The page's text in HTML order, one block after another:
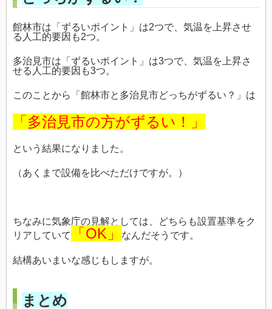
館林市は「ずるいポイント」は2つで、気温を上昇させ
る人工的要因も2つ。
多治見市は「ずるいポイント」は3つで、気温を上昇さ
せる人工的要因も3つ。
このことから「館林市と多治見市どっちがずるい？」は
「多治見市の方がずるい！」
という結果になりました。
（あくまで設備を比べただけですが。）
ちなみに気象庁の見解としては、どちらも設置基準をク
リアしていて
「OK」 なんだそうです。
結構あいまいな感じもしますが。
まとめ